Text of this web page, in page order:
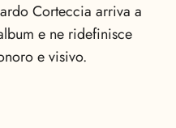
Corteccia arriva a
e ne ridefinisce
e visivo.